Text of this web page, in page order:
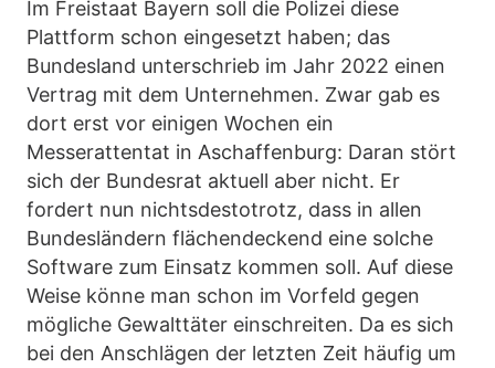
Im Freistaat Bayern soll die Polizei diese
Plattform schon eingesetzt haben; das
Bundesland unterschrieb im Jahr 2022 einen
Vertrag mit dem Unternehmen. Zwar gab es
dort erst vor einigen Wochen ein
Messerattentat in Aschaffenburg: Daran stört
sich der Bundesrat aktuell aber nicht. Er
fordert nun nichtsdestotrotz, dass in allen
Bundesländern flächendeckend eine solche
Software zum Einsatz kommen soll. Auf diese
Weise könne man schon im Vorfeld gegen
mögliche Gewalttäter einschreiten. Da es sich
bei den Anschlägen der letzten Zeit häufig um